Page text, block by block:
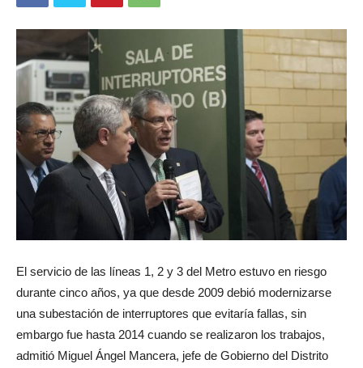
El servicio de las líneas 1, 2 y 3 del Metro estuvo en riesgo
durante cinco años, ya que desde 2009 debió modernizarse
una subestación de interruptores que evitaría fallas, sin
embargo fue hasta 2014 cuando se realizaron los trabajos,
admitió Miguel Ángel Mancera, jefe de Gobierno del Distrito